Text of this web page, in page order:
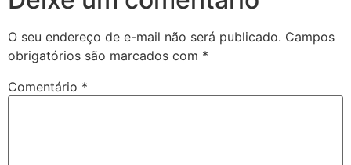
O seu endereço de e-mail não será publicado. Campos
obrigatórios são marcados com *
Comentário *